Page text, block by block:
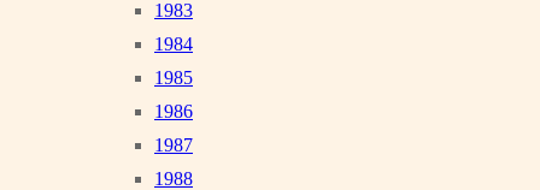
1983
1984
1985
1986
1987
1988